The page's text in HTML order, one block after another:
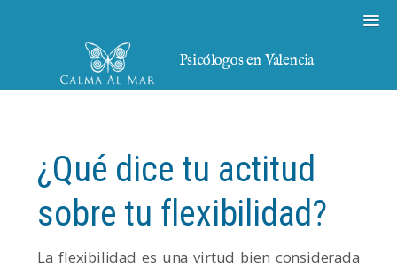
Psicólogos en Valencia
¿Qué dice tu actitud
sobre tu flexibilidad?
La flexibilidad es una virtud bien considerada